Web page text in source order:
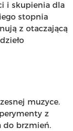
i skupienia dla
stopnia
z otaczającą
muzyce.
z
do brzmień.